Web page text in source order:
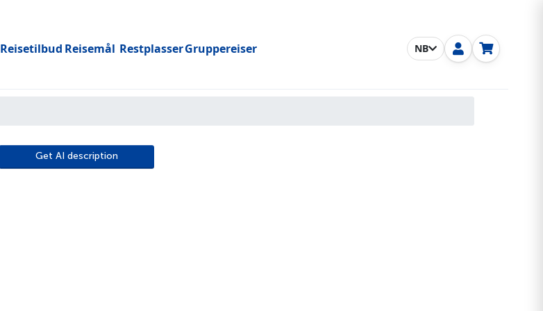
Reisetilbud Reisemål Toggle submenu
RestplasserGruppereiser NB
Get AI description